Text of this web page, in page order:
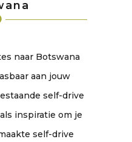
naar Botswana
aan jouw
self-drive
inspiratie om je
self-drive